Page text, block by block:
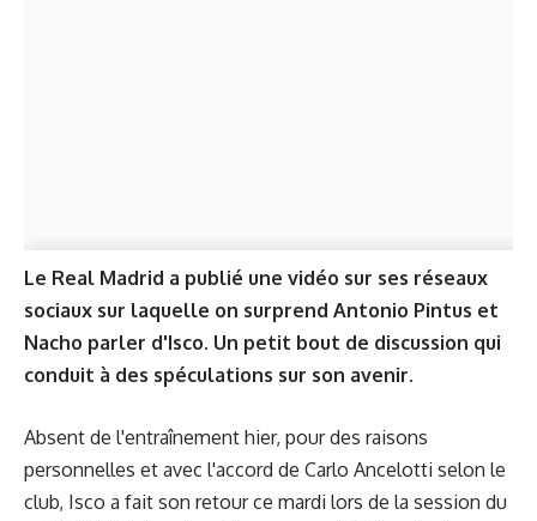
Le Real Madrid a publié une vidéo sur ses réseaux
sociaux sur laquelle on surprend Antonio Pintus et
Nacho parler d'Isco. Un petit bout de discussion qui
conduit à des spéculations sur son avenir.
Absent de l'entraînement hier, pour des raisons
personnelles et avec l'accord de Carlo Ancelotti selon le
club, Isco a fait son retour ce mardi lors de la session du